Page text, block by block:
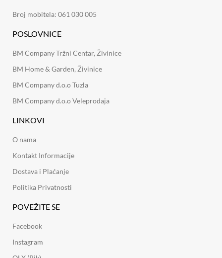
Broj mobitela: 061 030 005
POSLOVNICE
BM Company Tržni Centar, Živinice
BM Home & Garden, Živinice
BM Company d.o.o Tuzla
BM Company d.o.o Veleprodaja
LINKOVI
O nama
Kontakt Informacije
Dostava i Plaćanje
Politika Privatnosti
POVEŽITE SE
Facebook
Instagram